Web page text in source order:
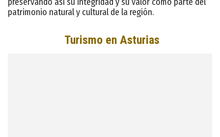
patrimonio natural y cultural de la región.